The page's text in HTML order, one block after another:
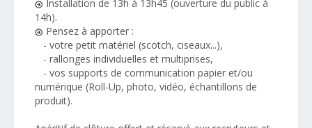
Installation de 13h à 13h45 (ouverture du public à
14h).
Pensez à apporter :
- votre petit matériel (scotch, ciseaux...),
- rallonges individuelles et multiprises,
- vos supports de communication papier et/ou
numérique (Roll-Up, photo, vidéo, échantillons de
produit).